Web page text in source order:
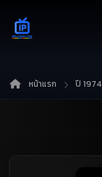
หน้าแรก ปี 1974